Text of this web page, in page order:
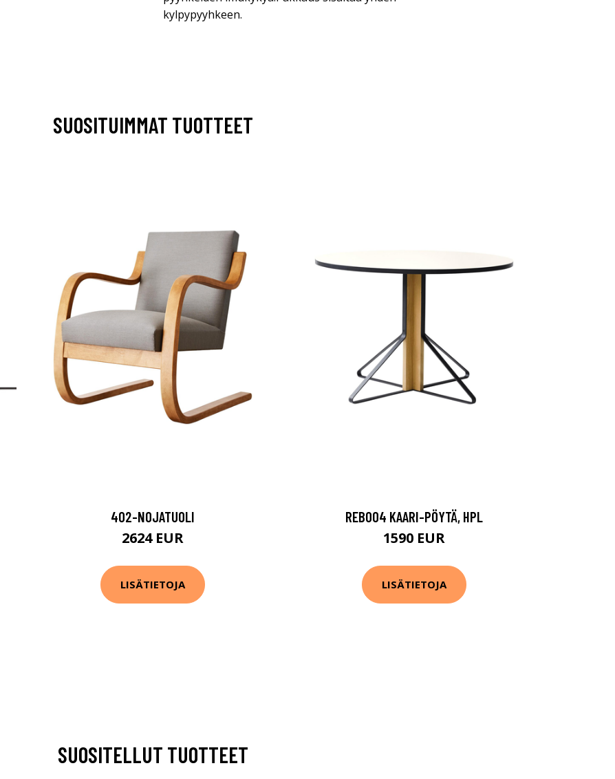
kylpypyyhkeen.
SUOSITUIMMAT TUOTTEET
402-NOJATUOLI
2624 EUR
LISÄTIETOJA
REB004 KAARI-PÖYTÄ, HPL
1590 EUR
LISÄTIETOJA
SUOSITELLUT TUOTTEET